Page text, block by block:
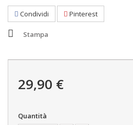
Condividi Pinterest
Stampa
29,90 €
Quantità